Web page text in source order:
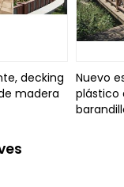
decking
madera
Nuevo
plástico